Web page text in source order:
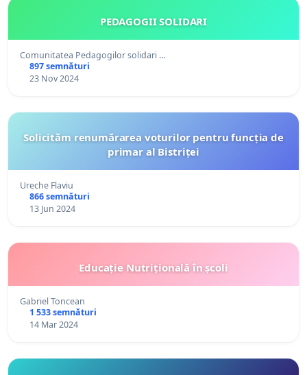
PEDAGOGII SOLIDARI
Comunitatea Pedagogilor solidari …
897 semnături
23 Nov 2024
Solicităm renumărarea voturilor pentru funcția de
primar al Bistriței
Ureche Flaviu
866 semnături
13 Jun 2024
Educație Nutrițională în școli
Gabriel Toncean
1 533 semnături
14 Mar 2024